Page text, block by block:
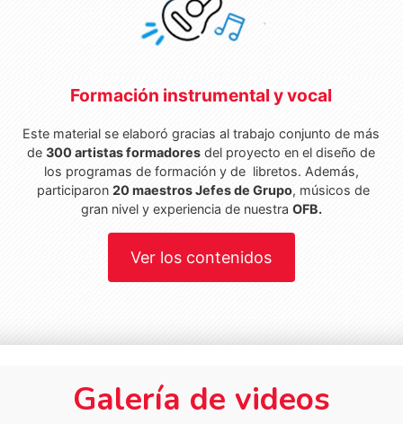
Formación instrumental y vocal
Este material se elaboró gracias al trabajo conjunto de más
de300 artistas formadores del proyecto en el diseño de
los programas de formación y de libretos. Además,
participaron 20 maestros Jefes de Grupo, músicos de
gran nivel y experiencia de nuestra OFB.
Ver los contenidos
Galería de videos